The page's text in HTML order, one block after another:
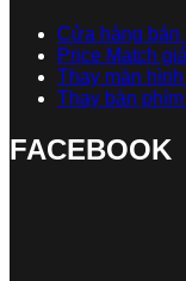
Cửa hàng bán
Price Match
Thay màn
Thay bàn
FACEBOOK